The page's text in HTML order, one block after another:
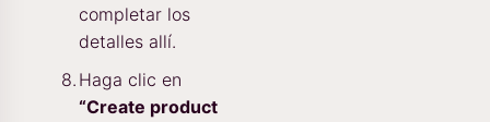
completar los
detalles allí.
Haga clic en
“Create product